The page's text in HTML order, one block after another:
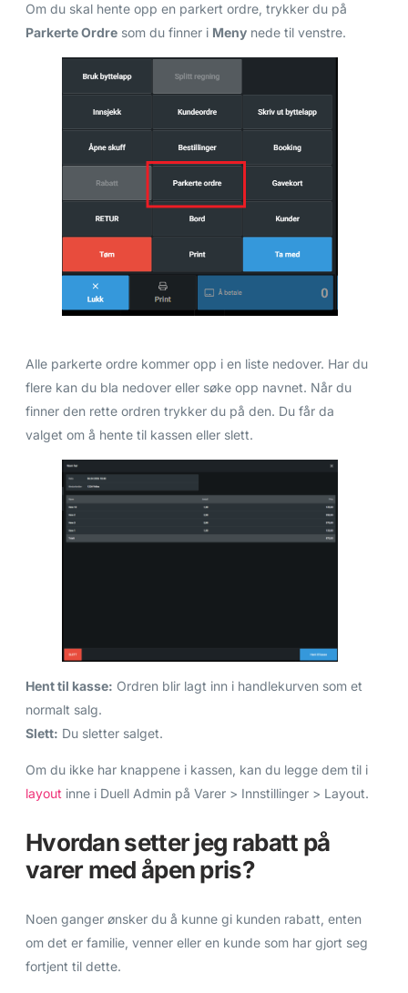
Om du skal hente opp en parkert ordre, trykker du på
Parkerte Ordre som du finner i Meny nede til venstre.
Alle parkerte ordre kommer opp i en liste nedover. Har du
flere kan du bla nedover eller søke opp navnet. Når du
finner den rette ordren trykker du på den. Du får da
valget om å hente til kassen eller slett.
Hent til kasse: Ordren blir lagt inn i handlekurven som et
normalt salg.
Slett: Du sletter salget.
Om du ikke har knappene i kassen, kan du legge dem til i
layout inne i Duell Admin på Varer > Innstillinger > Layout.
Hvordan setter jeg rabatt på
varer med åpen pris?
Noen ganger ønsker du å kunne gi kunden rabatt, enten
om det er familie, venner eller en kunde som har gjort seg
fortjent til dette.